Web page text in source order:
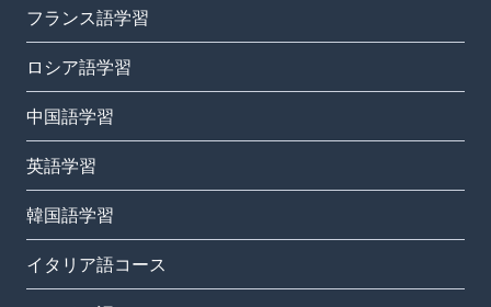
フランス語学習
ロシア語学習
中国語学習
英語学習
韓国語学習
イタリア語コース